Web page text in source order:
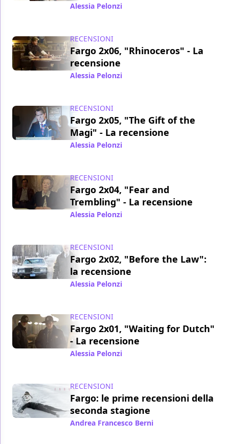
Alessia Pelonzi
RECENSIONI
Fargo 2x06, "Rhinoceros" - La
recensione
Alessia Pelonzi
RECENSIONI
Fargo 2x05, "The Gift of the
Magi" - La recensione
Alessia Pelonzi
RECENSIONI
Fargo 2x04, "Fear and
Trembling" - La recensione
Alessia Pelonzi
RECENSIONI
Fargo 2x02, "Before the Law":
la recensione
Alessia Pelonzi
RECENSIONI
Fargo 2x01, "Waiting for Dutch"
- La recensione
Alessia Pelonzi
RECENSIONI
Fargo: le prime recensioni della
seconda stagione
Andrea Francesco Berni